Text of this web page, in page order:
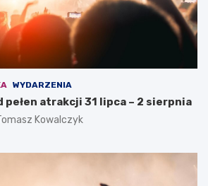
WYDARZENIA
pełen atrakcji 31 lipca – 2 sierpnia
Kowalczyk